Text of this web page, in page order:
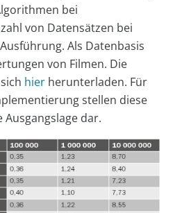
bei
von Datensätzen bei
Als Datenbasis
von Filmen. Die
hier herunterladen. Für
stellen diese
dar.